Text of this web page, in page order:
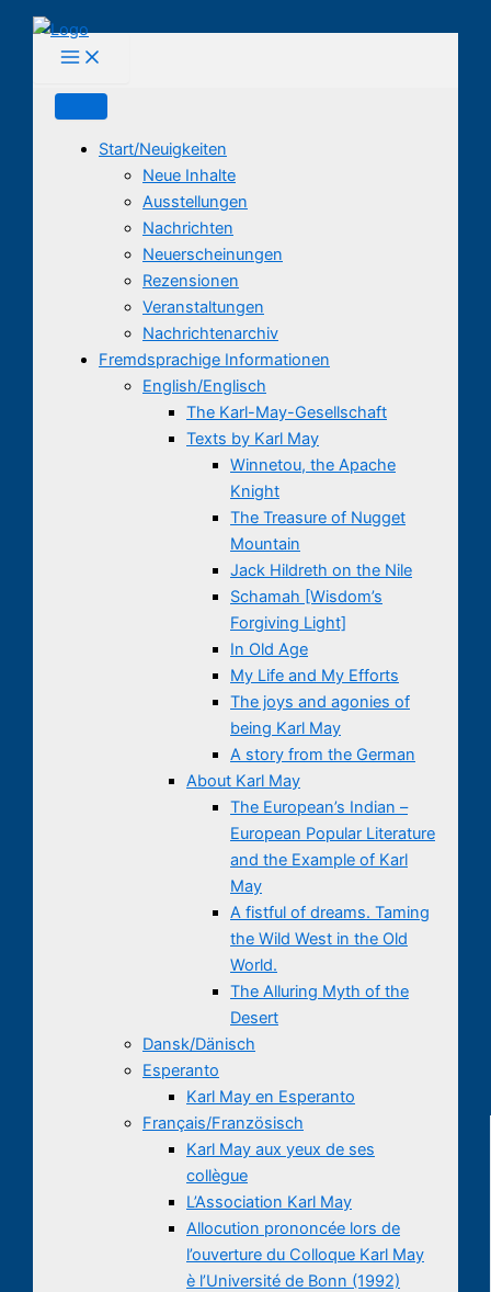
Inhalt
springen
Start/Neuigkeiten
Neue Inhalte
Ausstellungen
Nachrichten
Neuerscheinungen
Rezensionen
Veranstaltungen
Nachrichtenarchiv
Fremdsprachige Informationen
English/Englisch
The Karl-May-Gesellschaft
Texts by Karl May
Winnetou, the Apache
Knight
The Treasure of Nugget
Mountain
Jack Hildreth on the Nile
Schamah [Wisdom’s
Forgiving Light]
In Old Age
My Life and My Efforts
The joys and agonies of
being Karl May
A story from the German
About Karl May
The European’s Indian –
European Popular Literature
and the Example of Karl
May
A fistful of dreams. Taming
the Wild West in the Old
World.
The Alluring Myth of the
Desert
Dansk/Dänisch
Esperanto
Karl May en Esperanto
Français/Französisch
Karl May aux yeux de ses
collègue
L’Association Karl May
Allocution prononcée lors de
l’ouverture du Colloque Karl May
è l’Université de Bonn (1992)